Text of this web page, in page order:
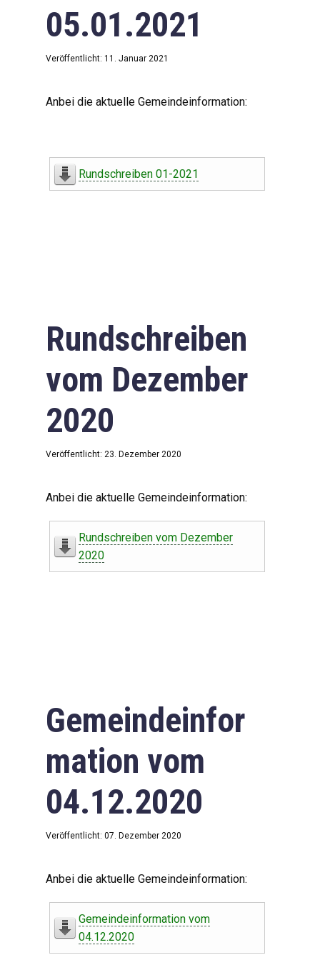
05.01.2021
Veröffentlicht: 11. Januar 2021
Anbei die aktuelle Gemeindeinformation:
Rundschreiben 01-2021
Rundschreiben
vom Dezember
2020
Veröffentlicht: 23. Dezember 2020
Anbei die aktuelle Gemeindeinformation:
Rundschreiben vom Dezember
2020
Gemeindeinfor
mation vom
04.12.2020
Veröffentlicht: 07. Dezember 2020
Anbei die aktuelle Gemeindeinformation:
Gemeindeinformation vom
04.12.2020